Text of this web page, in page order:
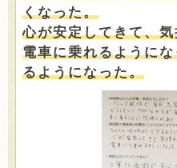
くなった。
心が安定してきて、
電車に乗れるように
るようになった。